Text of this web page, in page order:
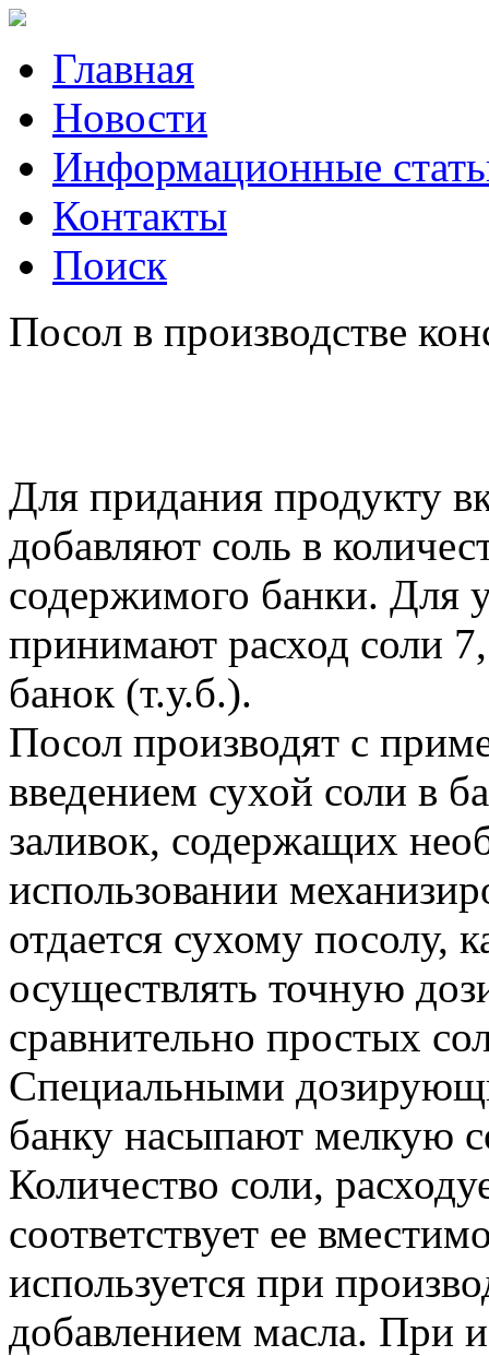
Главная
Новости
Информационные
Контакты
Поиск
Посол в производстве
Для придания продукту
добавляют соль в
содержимого банки. Для
принимают расход соли
банок (т.у.б.).
Посол производят с
введением сухой соли в
заливок, содержащих
использовании
отдается сухому посолу,
осуществлять точную
сравнительно простых
Специальными
банку насыпают мелкую
Количество соли,
соответствует ее
используется при
добавлением масла. При